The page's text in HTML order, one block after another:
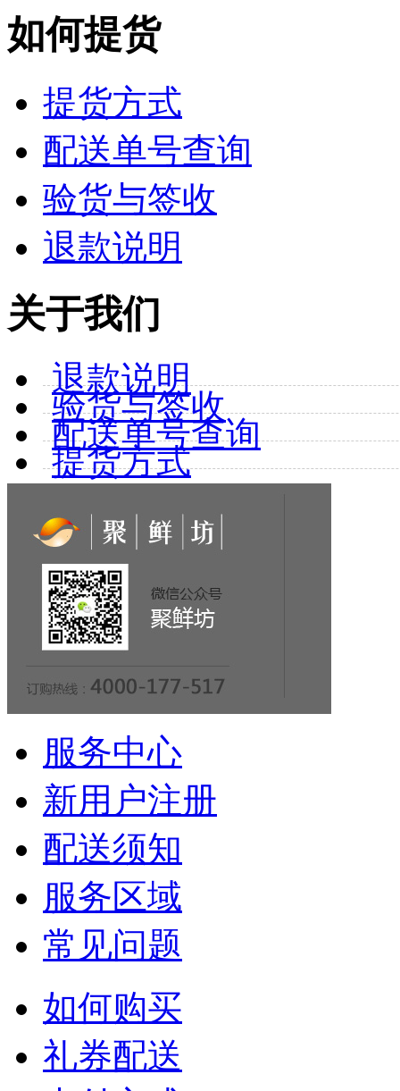
如何提货
提货方式
配送单号查询
验货与签收
退款说明
关于我们
退款说明
验货与签收
配送单号查询
提货方式
服务中心
新用户注册
配送须知
服务区域
常见问题
如何购买
礼券配送